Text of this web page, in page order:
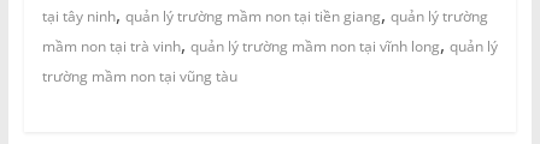
tại tây ninh, quản lý trường mầm non tại tiền giang, quản lý trường
mầm non tại trà vinh, quản lý trường mầm non tại vĩnh long, quản lý
trường mầm non tại vũng tàu